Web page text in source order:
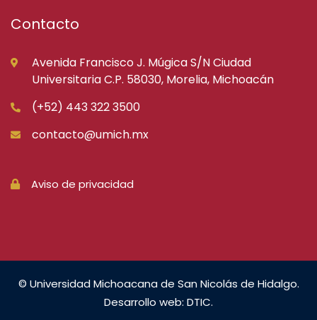
Contacto
Avenida Francisco J. Múgica S/N Ciudad
Universitaria C.P. 58030, Morelia, Michoacán
(+52) 443 322 3500
contacto@umich.mx
Aviso de privacidad
© Universidad Michoacana de San Nicolás de Hidalgo.
Desarrollo web: DTIC.